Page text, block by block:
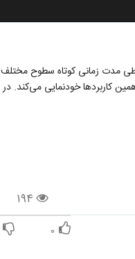
طی مدت زمانی کوتاه سطوح مختلف
کاربردها خودنمایی می‌کند. در
۱۹۴
۰